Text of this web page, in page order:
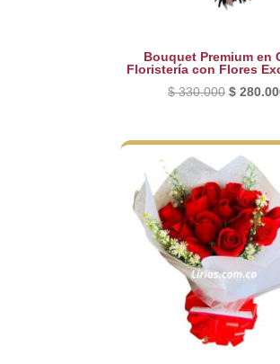
Bouquet Premium en
Floristería con Flores
$330.000 El
era:
$
$